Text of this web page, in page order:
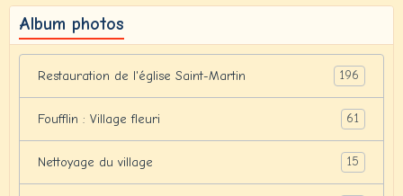
Album photos
Restauration de l'église Saint-Martin 196
Foufflin : Village fleuri 61
Nettoyage du village 15